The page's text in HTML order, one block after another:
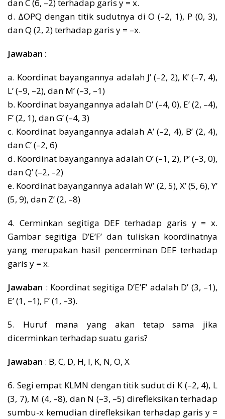
dan C (6, –2) terhadap garis y = x.
d. ΔOPQ dengan titik sudutnya di O (–2, 1), P (0, 3),
dan Q (2, 2) terhadap garis y = –x.
Jawaban :
a. Koordinat bayangannya adalah J’ (–2, 2), K’ (–7, 4),
L’ (–9, –2), dan M’ (–3, –1)
b. Koordinat bayangannya adalah D’ (–4, 0), E’ (2, –4),
F’ (2, 1), dan G’ (–4, 3)
c. Koordinat bayangannya adalah A’ (–2, 4), B’ (2, 4),
dan C’ (–2, 6)
d. Koordinat bayangannya adalah O’ (–1, 2), P’ (–3, 0),
dan Q’ (–2, –2)
e. Koordinat bayangannya adalah W’ (2, 5), X’ (5, 6), Y’
(5, 9), dan Z’ (2, –8)
4. Cerminkan segitiga DEF terhadap garis y = x.
Gambar segitiga D’E’F’ dan tuliskan koordinatnya
yang merupakan hasil pencerminan DEF terhadap
garis y = x.
Jawaban : Koordinat segitiga D’E’F’ adalah D’ (3, –1),
E’ (1, –1), F’ (1, –3).
5. Huruf mana yang akan tetap sama jika
dicerminkan terhadap suatu garis?
Jawaban : B, C, D, H, I, K, N, O, X
6. Segi empat KLMN dengan titik sudut di K (–2, 4), L
(3, 7), M (4, –8), dan N (–3, –5) direfleksikan terhadap
sumbu-x kemudian direfleksikan terhadap garis y =